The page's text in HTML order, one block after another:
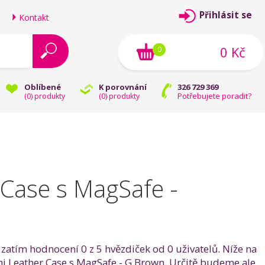
Kontakt
Oblíbené
(0) produkty
K porovnání
(0) produkty
326 729 369
Potřebujete poradit?
Přihlásit se
0 Kč
0
s MagSafe -
hodnocení 0 z 5 hvězdiček od 0 uživatelů. Níže na